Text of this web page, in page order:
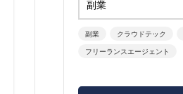
副業 クラウドテック
フリーランスエージェント